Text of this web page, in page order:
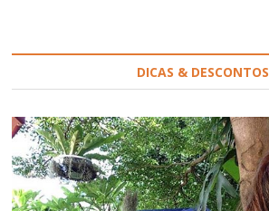
DICAS & DESCONTOS